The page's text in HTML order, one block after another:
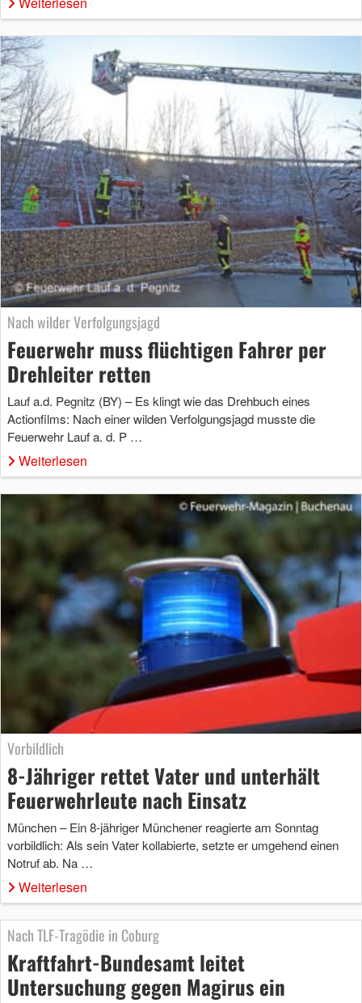
Nach wilder Verfolgungsjagd
Feuerwehr muss flüchtigen Fahrer per
Drehleiter retten
Lauf a.d. Pegnitz (BY) – Es klingt wie das Drehbuch eines
Actionfilms: Nach einer wilden Verfolgungsjagd musste die
Feuerwehr Lauf a. d. P …
Weiterlesen
Vorbildlich
8-Jähriger rettet Vater und unterhält
Feuerwehrleute nach Einsatz
München – Ein 8-jähriger Münchener reagierte am Sonntag
vorbildlich: Als sein Vater kollabierte, setzte er umgehend einen
Notruf ab. Na …
Weiterlesen
Nach TLF-Tragödie in Coburg
Kraftfahrt-Bundesamt leitet
Untersuchung gegen Magirus ein